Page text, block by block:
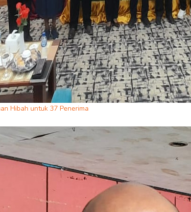
Hibah untuk 37 Penerima